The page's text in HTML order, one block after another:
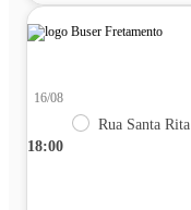
18:00
16/08
Rua Santa Rita